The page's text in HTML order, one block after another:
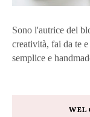
Sono l'autrice del
creatività, fai da te
semplice e